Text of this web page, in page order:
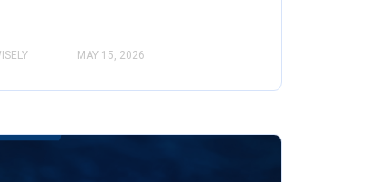
MAY 15, 2026